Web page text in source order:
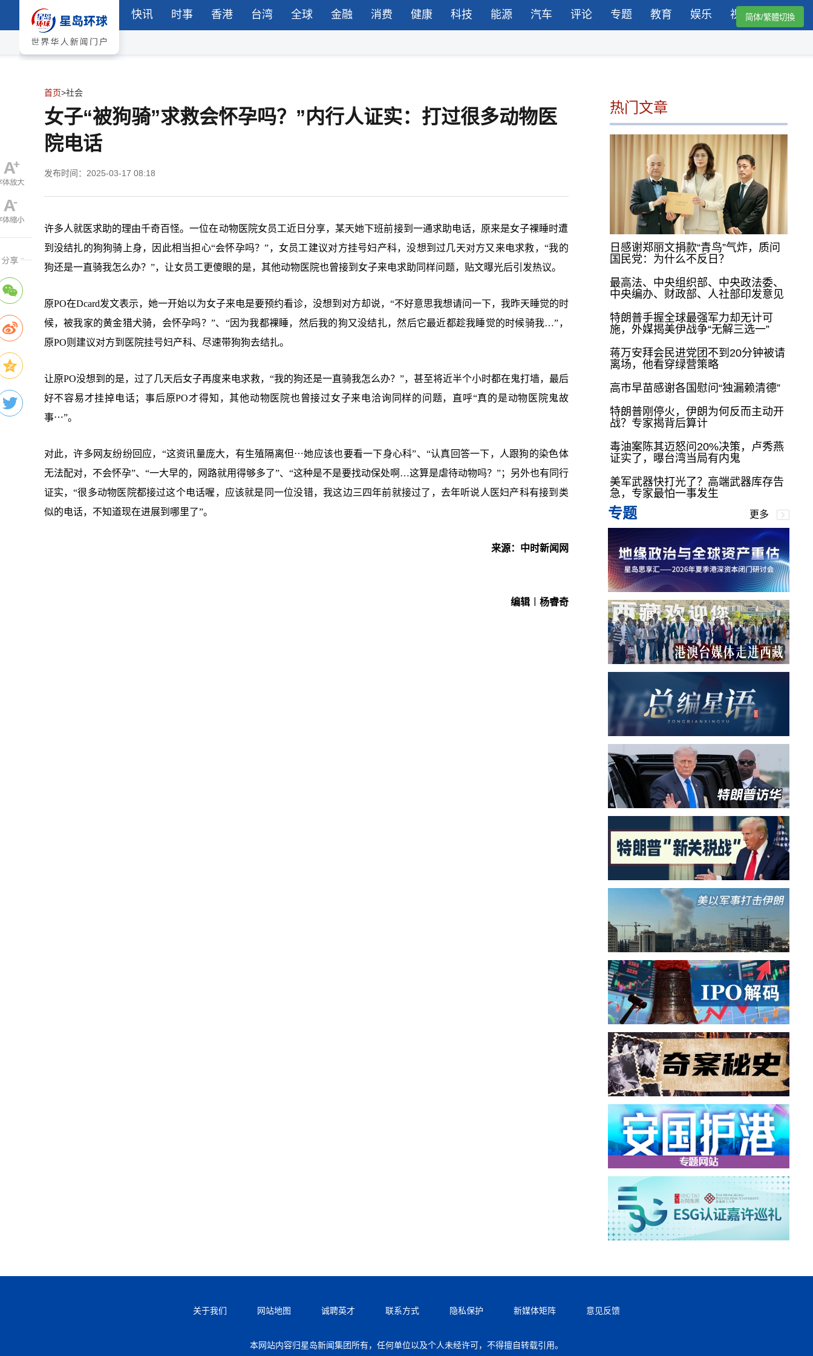
快讯 时事 香港 台湾 全球 金融 消费 健康 科技 能源 汽车 评论 专题 教育 娱乐 视频简体/繁體切換
首页>社会
女子“被狗骑”求救会怀孕吗？”内行人证实：打过很多动物医
院电话
发布时间：2025-03-17 08:18
许多人就医求助的理由千奇百怪。一位在动物医院女员工近日分享，某天她下班前接到一通求助电话，原来是女子裸睡时遭
到没结扎的狗狗骑上身，因此相当担心“会怀孕吗？”，女员工建议对方挂号妇产科，没想到过几天对方又来电求救，“我的
狗还是一直骑我怎么办？”，让女员工更傻眼的是，其他动物医院也曾接到女子来电求助同样问题，贴文曝光后引发热议。
原PO在Dcard发文表示，她一开始以为女子来电是要预约看诊，没想到对方却说，“不好意思我想请问一下，我昨天睡觉的时
候，被我家的黄金猎犬骑，会怀孕吗？”、“因为我都裸睡，然后我的狗又没结扎，然后它最近都趁我睡觉的时候骑我…”，
原PO则建议对方到医院挂号妇产科、尽速带狗狗去结扎。
让原PO没想到的是，过了几天后女子再度来电求救，“我的狗还是一直骑我怎么办？”，甚至将近半个小时都在鬼打墙，最后
好不容易才挂掉电话；事后原PO才得知，其他动物医院也曾接过女子来电洽询同样的问题，直呼“真的是动物医院鬼故
事⋯”。
对此，许多网友纷纷回应，“这资讯量庞大，有生殖隔离但⋯她应该也要看一下身心科”、“认真回答一下，人跟狗的染色体
无法配对，不会怀孕”、“一大早的，网路就用得够多了”、“这种是不是要找动保处啊…这算是虐待动物吗？”；另外也有同行
证实，“很多动物医院都接过这个电话喔，应该就是同一位没错，我这边三四年前就接过了，去年听说人医妇产科有接到类
似的电话，不知道现在进展到哪里了”。
来源：中时新闻网
编辑︱杨睿奇
热门文章
日感谢郑丽文捐款“青鸟”气炸，质问
国民党：为什么不反日？
最高法、中央组织部、中央政法委、
中央编办、财政部、人社部印发意见
特朗普手握全球最强军力却无计可
施，外媒揭美伊战争“无解三选一”
蒋万安拜会民进党团不到20分钟被请
离场，他看穿绿营策略
高市早苗感谢各国慰问“独漏赖清德”
特朗普刚停火，伊朗为何反而主动开
战？专家揭背后算计
毒油案陈其迈怒问20%决策，卢秀燕
证实了，曝台湾当局有内鬼
美军武器快打光了？高端武器库存告
急，专家最怕一事发生
专题 更多
关于我们 网站地图 诚聘英才 联系方式 隐私保护 新媒体矩阵 意见反馈
本网站内容归星岛新闻集团所有，任何单位以及个人未经许可，不得擅自转载引用。